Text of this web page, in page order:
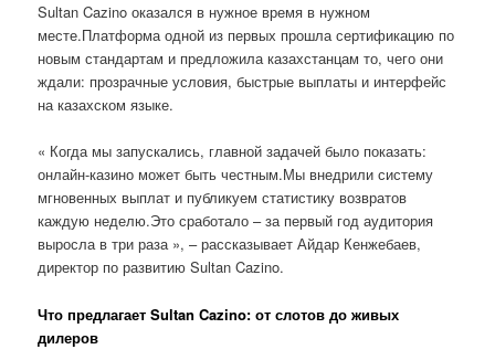
Sultan Cazino оказался в нужное время в нужном
месте.Платформа одной из первых прошла сертификацию по
новым стандартам и предложила казахстанцам то, чего они
ждали: прозрачные условия, быстрые выплаты и интерфейс
на казахском языке.
« Когда мы запускались, главной задачей было показать:
онлайн-казино может быть честным.Мы внедрили систему
мгновенных выплат и публикуем статистику возвратов
каждую неделю.Это сработало – за первый год аудитория
выросла в три раза », – рассказывает Айдар Кенжебаев,
директор по развитию Sultan Cazino.
Что предлагает Sultan Cazino: от слотов до живых
дилеров